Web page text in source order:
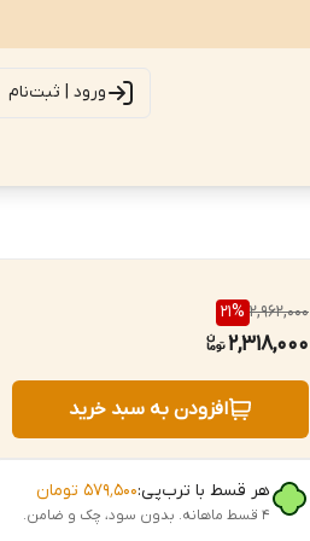
ورود | ثبت‌نام
2,962,000
21%
2,318,000
افزودن به سبد خرید
هر قسط با ترب‌پی:۵۷۹٬۵۰۰ تومان
۴ قسط ماهانه. بدون سود، چک و ضامن.